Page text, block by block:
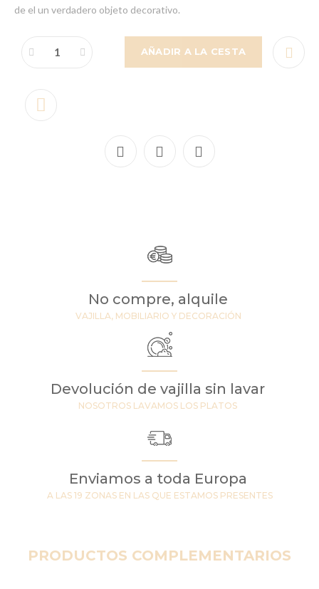
de el un verdadero objeto decorativo.
AÑADIR A LA CESTA
No compre, alquile
VAJILLA, MOBILIARIO Y DECORACIÓN
Devolución de vajilla sin lavar
NOSOTROS LAVAMOS LOS PLATOS
Enviamos a toda Europa
A LAS 19 ZONAS EN LAS QUE ESTAMOS PRESENTES
PRODUCTOS COMPLEMENTARIOS